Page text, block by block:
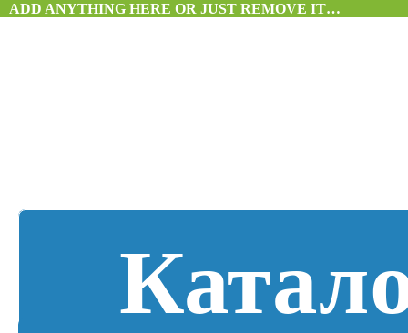
ADD ANYTHING HERE OR JUST REMOVE IT…